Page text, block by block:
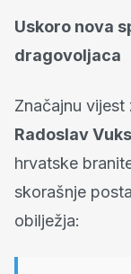
Uskoro nova
dragovoljaca
Značajnu
Radoslav
hrvatske
skorašnje
obilježja: